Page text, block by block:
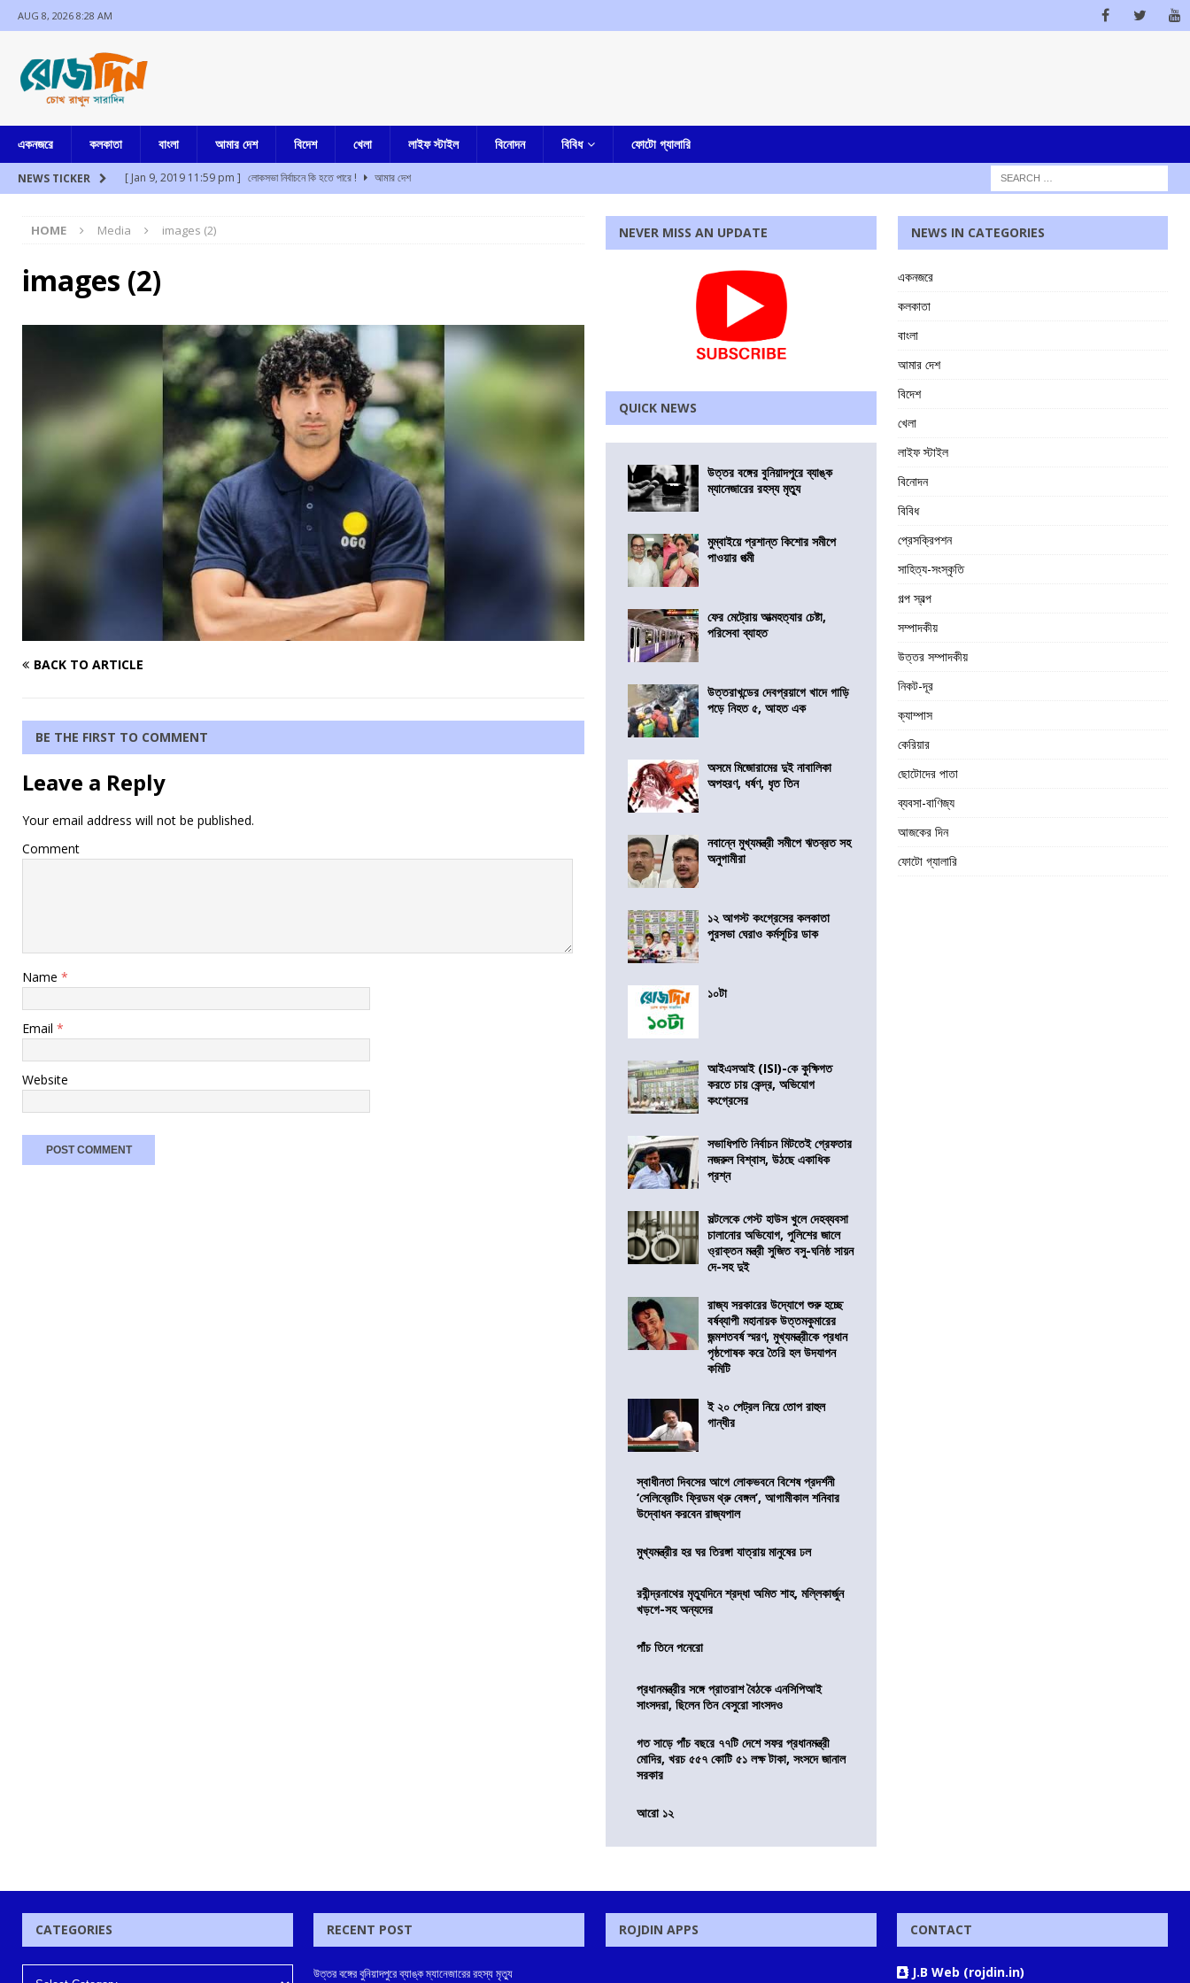
AUG 8, 2026 8:28 AM
একনজরে কলকাতা বাংলা আমার দেশ বিদেশ খেলা লাইফ স্টাইল বিনোদন বিবিধ ফোটো গ্যালারি
NEWS TICKER [ Jan 9, 2019 11:59 pm ] লোকসভা নির্বাচনে কি হতে পারে !
আমার দেশ
[ Aug 8, 2026 2:42 am ]
[ Aug 8, 2026 1:11 am ]
[ Aug 8, 2026 12:54 am ]
[ Aug 8, 2026 12:42 am ] অসমে মিজোরামের দুই নাবালিকা অপহরণ, ধর্ষণ, ধৃত তিন
এক নজরে
[ Jul 17, 2024 3:35 pm ]
চুরির অপবাদে একই পরিবারের ৩ সদস্যকে মারধোর, উত্তেজনা ডোমজুর এলাকায়.. বাংলা
HOME Media images (2)
images (2)
BACK TO ARTICLE
BE THE FIRST TO COMMENT
Leave a Reply
Your email address will not be published.
Comment
Name *
Email *
Website
NEVER MISS AN UPDATE
QUICK NEWS
উত্তর বঙ্গের বুনিয়াদপুরে ব্যাঙ্ক
ম্যানেজারের রহস্য মৃত্যু
মুম্বাইয়ে প্রশান্ত কিশোর সমীপে
পাওয়ার পত্মী
ফের মেট্রোয় আত্মহত্যার চেষ্টা,
পরিসেবা ব্যাহত
উত্তরাখন্ডের দেবপ্রয়াগে খাদে গাড়ি
পড়ে নিহত ৫, আহত এক
অসমে মিজোরামের দুই নাবালিকা
অপহরণ, ধর্ষণ, ধৃত তিন
নবান্নে মুখ্যমন্ত্রী সমীপে ঋতব্রত সহ
অনুগামীরা
১২ আগস্ট কংগ্রেসের কলকাতা
পুরসভা ঘেরাও কর্মসূচির ডাক
১০টা
আইএসআই (ISI)-কে কুক্ষিগত
করতে চায় কেন্দ্র, অভিযোগ
কংগ্রেসের
সভাধিপতি নির্বাচন মিটতেই গ্রেফতার
নজরুল বিশ্বাস, উঠছে একাধিক
প্রশ্ন
সল্টলেকে গেস্ট হাউস খুলে দেহব্যবসা
চালানোর অভিযোগ, পুলিশের জালে
ও্রাক্তন মন্ত্রী সুজিত বসু-ঘনিষ্ঠ সায়ন
দে-সহ দুই
রাজ্য সরকারের উদ্যোগে শুরু হচ্ছে
বর্ষব্যাপী মহানায়ক উত্তমকুমারের
জন্মশতবর্ষ স্মরণ, মুখ্যমন্ত্রীকে প্রধান
পৃষ্ঠপোষক করে তৈরি হল উদযাপন
কমিটি
ই ২০ পেট্রল নিয়ে তোপ রাহুল
গান্ধীর
স্বাধীনতা দিবসের আগে লোকভবনে বিশেষ প্রদর্শনী
‘সেলিব্রেটিং ফ্রিডম থ্রু বেঙ্গল’, আগামীকাল শনিবার
উদ্বোধন করবেন রাজ্যপাল
মুখ্যমন্ত্রীর হর ঘর তিরঙ্গা যাত্রায় মানুষের ঢল
রবীন্দ্রনাথের মৃত্যুদিনে শ্রদ্ধা অমিত শাহ, মল্লিকার্জুন
খড়গে-সহ অন্যদের
পাঁচ তিনে পনেরো
প্রধানমন্ত্রীর সঙ্গে প্রাতরাশ বৈঠকে এনসিপিআই
সাংসদরা, ছিলেন তিন বেসুরো সাংসদও
গত সাড়ে পাঁচ বছরে ৭৭টি দেশে সফর প্রধানমন্ত্রী
মোদির, খরচ ৫৫৭ কোটি ৫১ লক্ষ টাকা, সংসদে জানাল
সরকার
আরো ১২
NEWS IN CATEGORIES
একনজরে
কলকাতা
বাংলা
আমার দেশ
বিদেশ
খেলা
লাইফ স্টাইল
বিনোদন
বিবিধ
প্রেসক্রিপশন
সাহিত্য-সংস্কৃতি
গল্প স্বল্প
সম্পাদকীয়
উত্তর সম্পাদকীয়
নিকট-দূর
ক্যাম্পাস
কেরিয়ার
ছোটোদের পাতা
ব্যবসা-বাণিজ্য
আজকের দিন
ফোটো গ্যালারি
CATEGORIES RECENT POST
উত্তর বঙ্গের বুনিয়াদপুরে ব্যাঙ্ক ম্যানেজারের রহস্য মৃত্যু
ROJDIN APPS CONTACT
J.B Web (rojdin.in)